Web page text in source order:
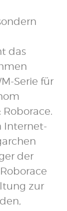
das
Serie für
Internet-
der
zur